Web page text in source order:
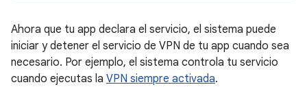
Ahora que tu app declara el servicio, el sistema puede
iniciar y detener el servicio de VPN de tu app cuando sea
necesario. Por ejemplo, el sistema controla tu servicio
cuando ejecutas la VPN siempre activada.